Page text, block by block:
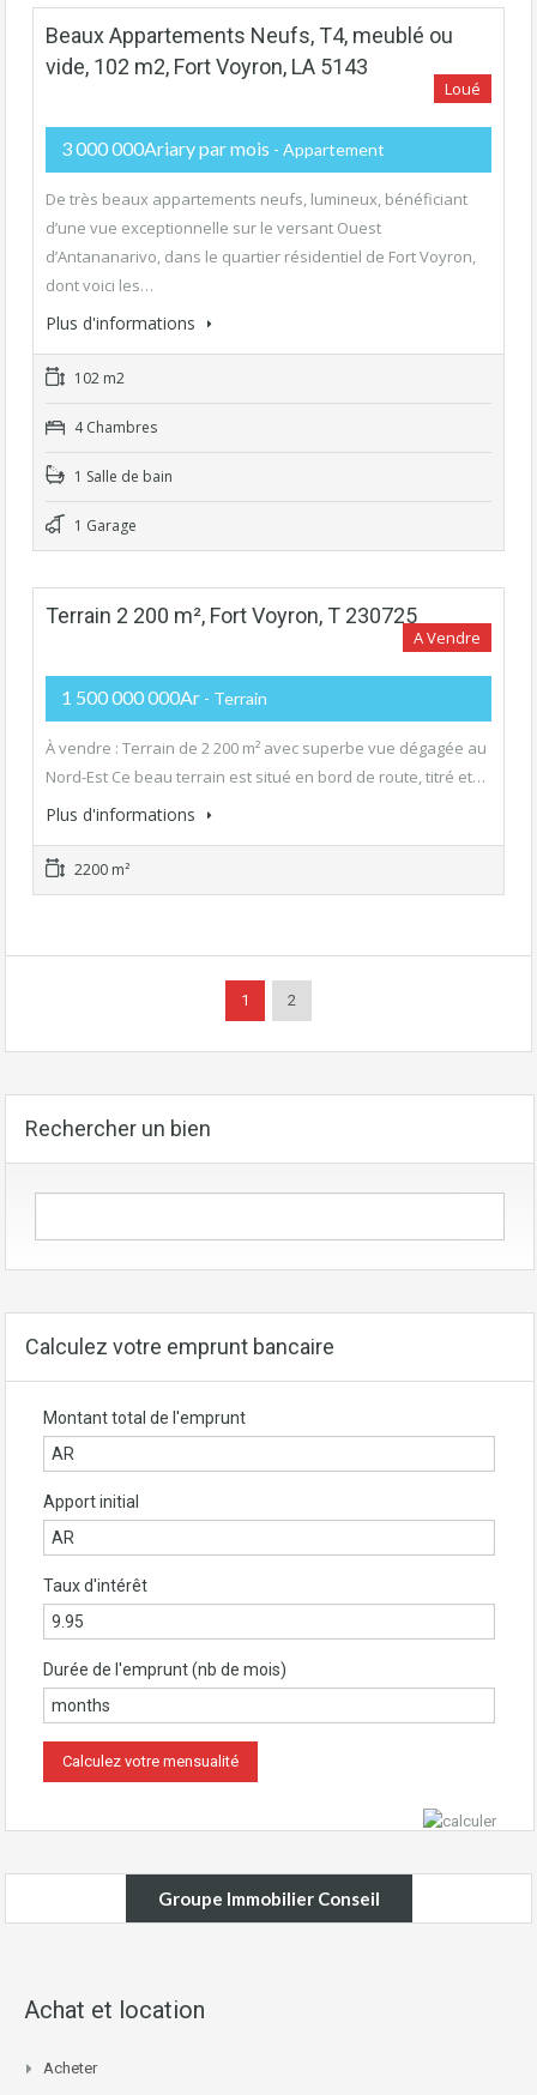
Beaux Appartements Neufs, T4, meublé ou
vide, 102 m2, Fort Voyron, LA 5143
Loué
3 000 000Ariary par mois - Appartement
De très beaux appartements neufs, lumineux, bénéficiant
d’une vue exceptionnelle sur le versant Ouest
d’Antananarivo, dans le quartier résidentiel de Fort Voyron,
dont voici les…
Plus d'informations
102 m2
4 Chambres
1 Salle de bain
1 Garage
Terrain 2 200 m², Fort Voyron, T 230725
A Vendre
1 500 000 000Ar - Terrain
À vendre : Terrain de 2 200 m² avec superbe vue dégagée au
Nord-Est Ce beau terrain est situé en bord de route, titré et…
Plus d'informations
2200 m²
1 2
Rechercher un bien
Calculez votre emprunt bancaire
Montant total de l'emprunt
Apport initial
Taux d'intérêt
Durée de l'emprunt (nb de mois)
Groupe Immobilier Conseil
Achat et location
Acheter